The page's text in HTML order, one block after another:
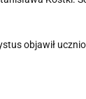
objawił